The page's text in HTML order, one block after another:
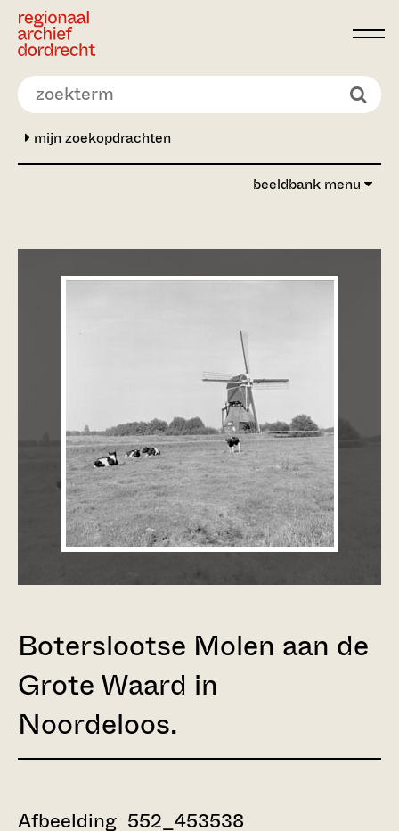
Ga direct naar de inhoud
mijn zoekopdrachten
beeldbank menu
Boterslootse Molen aan de
Grote Waard in
Noordeloos.
Afbeelding 552_453538